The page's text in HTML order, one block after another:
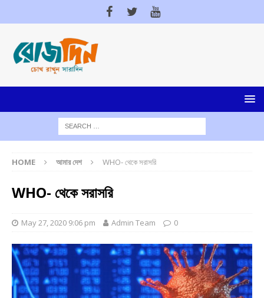
HOME আমার দেশ WHO- থেকে সরাসরি
WHO- থেকে সরাসরি
May 27, 2020 9:06 pm Admin Team 0